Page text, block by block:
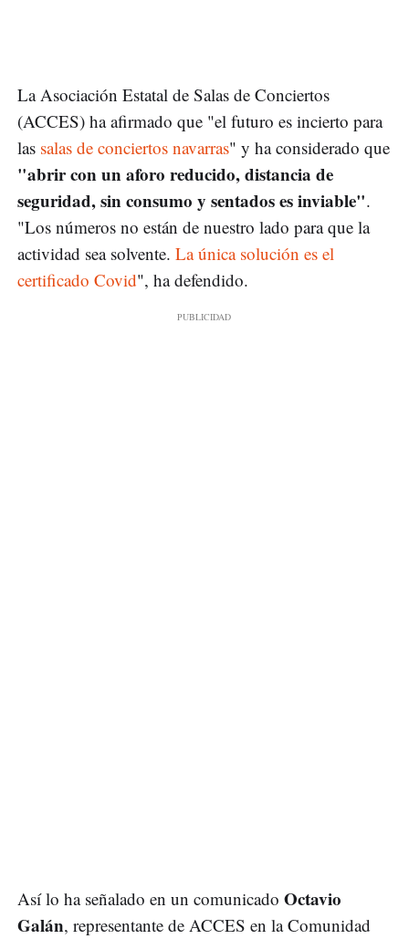
La Asociación Estatal de Salas de Conciertos
(ACCES) ha afirmado que "el futuro es incierto para
las salas de conciertos navarras" y ha considerado que
"abrir con un aforo reducido, distancia de
seguridad, sin consumo y sentados es inviable".
"Los números no están de nuestro lado para que la
actividad sea solvente. La única solución es el
certificado Covid", ha defendido.
Así lo ha señalado en un comunicado Octavio
Galán, representante de ACCES en la Comunidad